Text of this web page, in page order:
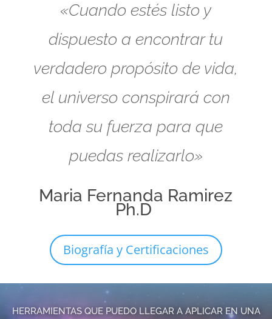
«Cuando estés listo y
dispuesto a encontrar tu
verdadero propósito de vida,
el universo conspirará con
toda su fuerza para que
puedas realizarlo»
Maria Fernanda Ramirez
Ph.D
Biografía y Certificaciones
HERRAMIENTAS QUE PUEDO LLEGAR A APLICAR EN UNA